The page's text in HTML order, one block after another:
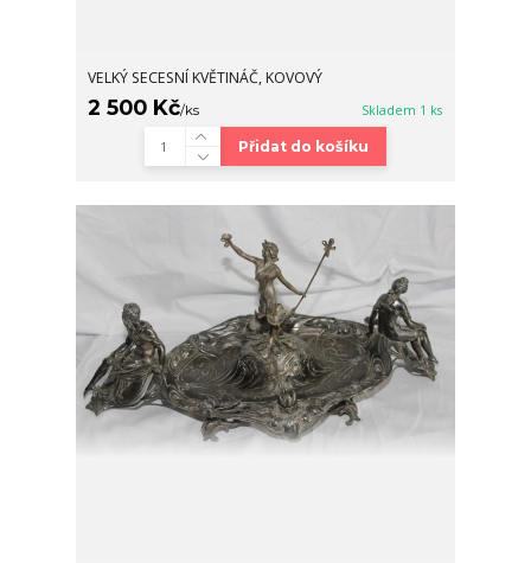
VELKÝ SECESNÍ KVĚTINÁČ, KOVOVÝ
2 500 Kč/ks Skladem 1 ks
Přidat do košíku